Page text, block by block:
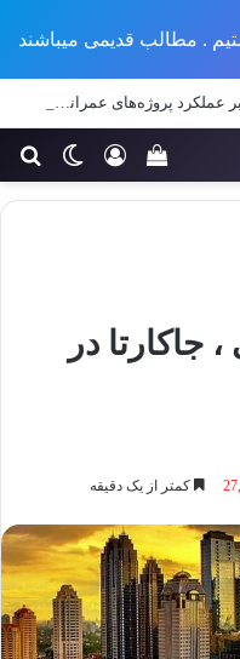
. مطالب قدیمی میباشند
تحلیل جامع پیامدهای کمبود منابع آبی بر عملکرد پروژه‌های عمرانی در مناطق خشک و نیمه‌خشک ایران
تغییر ورود
سبد خرید خود را
جاکارتا در
کمتر از یک دقیقه